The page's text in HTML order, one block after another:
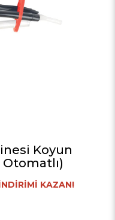
Koyun
Otomatlı)
KAZAN!